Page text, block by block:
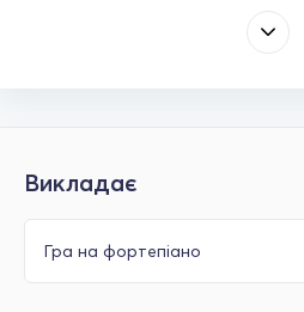
Викладає